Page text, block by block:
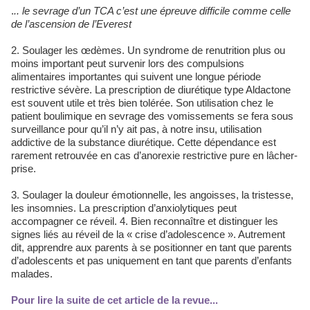
... le sevrage d’un TCA c’est une épreuve difficile comme celle
de l’ascension de l’Everest
2. Soulager les œdèmes. Un syndrome de renutrition plus ou
moins important peut survenir lors des compulsions
alimentaires importantes qui suivent une longue période
restrictive sévère. La prescription de diurétique type Aldactone
est souvent utile et très bien tolérée. Son utilisation chez le
patient boulimique en sevrage des vomissements se fera sous
surveillance pour qu’il n’y ait pas, à notre insu, utilisation
addictive de la substance diurétique. Cette dépendance est
rarement retrouvée en cas d’anorexie restrictive pure en lâcher-
prise.
3. Soulager la douleur émotionnelle, les angoisses, la tristesse,
les insomnies. La prescription d’anxiolytiques peut
accompagner ce réveil. 4. Bien reconnaître et distinguer les
signes liés au réveil de la « crise d’adolescence ». Autrement
dit, apprendre aux parents à se positionner en tant que parents
d’adolescents et pas uniquement en tant que parents d’enfants
malades.
Pour lire la suite de cet article de la revue...